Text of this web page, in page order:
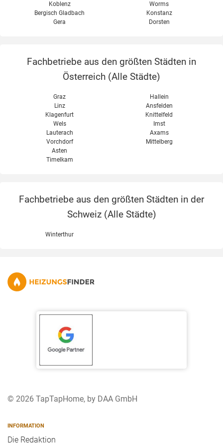
Koblenz
Bergisch Gladbach
Gera
Worms
Konstanz
Dorsten
Fachbetriebe aus den größten Städten in
Österreich (Alle Städte)
Graz
Linz
Klagenfurt
Wels
Hallein
Ansfelden
Knittelfeld
Imst
Lauterach
Vorchdorf
Asten
Timelkam
Axams
Mittelberg
Fachbetriebe aus den größten Städten in der
Schweiz (Alle Städte)
Winterthur
© 2026 TapTapHome, by DAA GmbH
INFORMATION
Die Redaktion